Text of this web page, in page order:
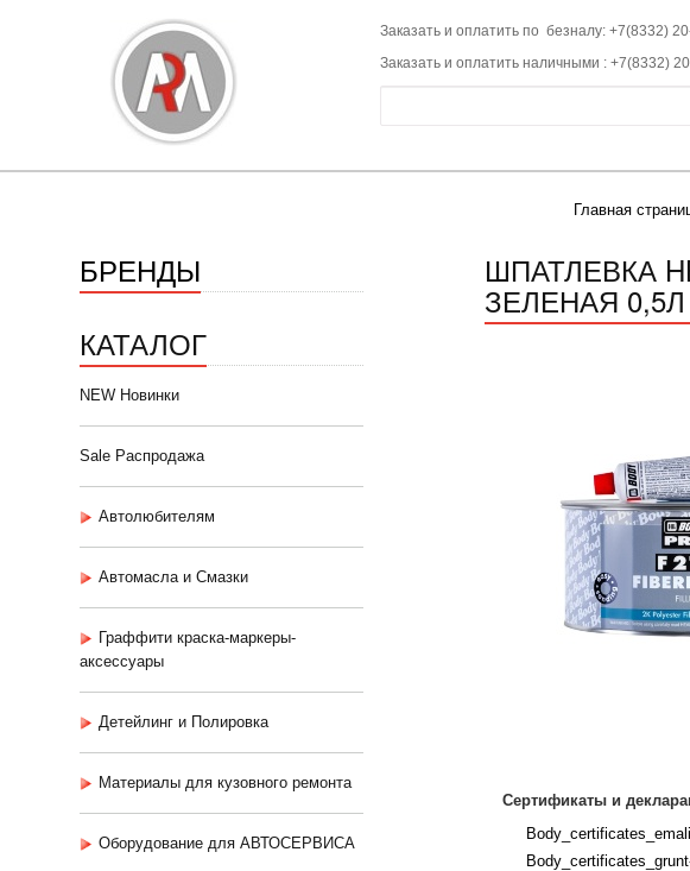
Заказать и оплатить по безналу: +7(8332)
Заказать и оплатить наличными : +7(8332)
Главная
БРЕНДЫ
КАТАЛОГ
NEW Новинки
Sale Распродажа
Автолюбителям
Автомасла и Смазки
Граффити краска-маркеры-
аксессуары
Детейлинг и Полировка
Материалы для кузовного ремонта
Оборудование для АВТОСЕРВИСА
ШПАТЛЕВКА
ЗЕЛЕНАЯ 0,5Л
Сертификаты и